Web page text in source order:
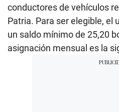
conductores de vehículos
Patria. Para ser elegible, el
un saldo mínimo de 25,20
asignación mensual es la